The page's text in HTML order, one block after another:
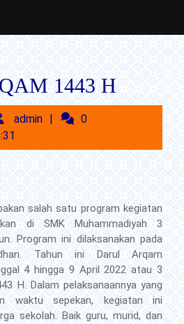
1443 H
05/2022
admin admin
0
salah satu program kegiatan
di SMK Muhammadiyah 3
Program ini dilaksanakan pada
Tahun ini Darul Arqam
4 hingga 9 April 2022 atau 3
H. Dalam pelaksanaannya yang
waktu sepekan, kegiatan ini
sekolah. Baik guru, murid, dan